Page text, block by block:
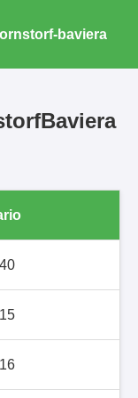
baviera